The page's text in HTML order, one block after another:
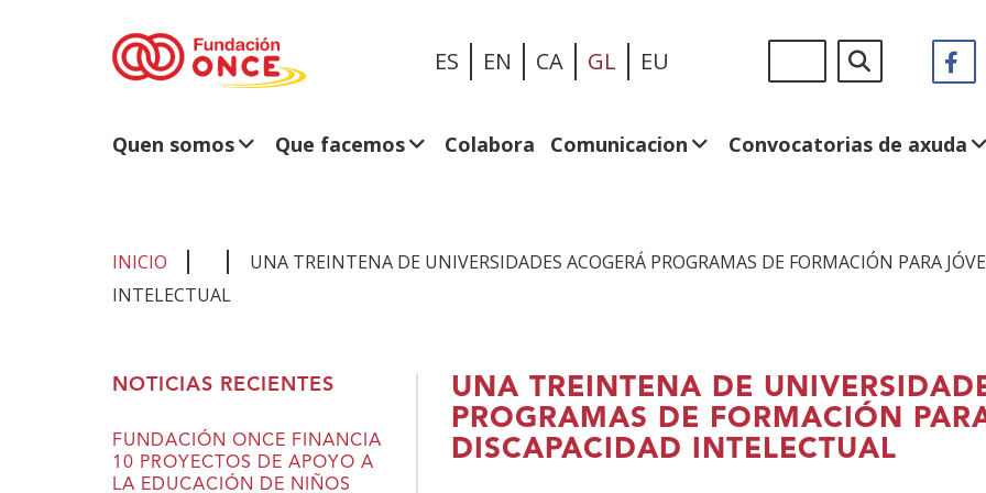
ES EN CA GL EU
en:
Quen somos Que facemos Colabora Comunicacion Convocatorias de axuda
INICIO
UNA TREINTENA DE UNIVERSIDADES ACOGERÁ PROGRAMAS DE FORMACIÓN PARA
INTELECTUAL
UNA TREINTENA DE
PROGRAMAS DE FORMACIÓN
DISCAPACIDAD INTELECTUAL
NOTICIAS RECIENTES
FUNDACIÓN ONCE FINANCIA
10 PROYECTOS DE APOYO A
LA EDUCACIÓN DE NIÑOS